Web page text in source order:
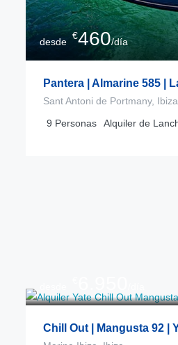
desde
€460/día
Pantera | Almarine 585 |
Sant Antoni de Portmany, Ibiza
9 Personas Alquiler de
Chill Out | Mangusta 92 |